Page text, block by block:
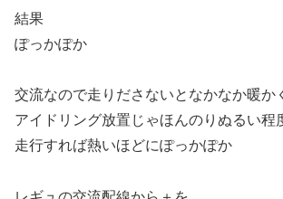
結果
ぽっかぽか
交流なので走りださないとなかなか暖か
アイドリング放置じゃほんのりぬるい程
走行すれば熱いほどにぽっかぽか